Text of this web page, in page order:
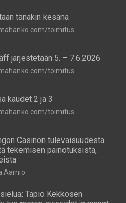
tänäkin kesänä
toimitus
järjestetään 5. – 7.6.2026
toimitus
kaudet 2 ja 3
toimitus
Casinon tulevaisuudesta
tekemisen painotuksista,
Aarnio
Tapio Kekkosen